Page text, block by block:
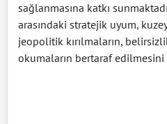
sağlanmasına katkı
arasındaki stratejik uyum,
jeopolitik kırılmaların,
okumaların bertaraf edilmesini